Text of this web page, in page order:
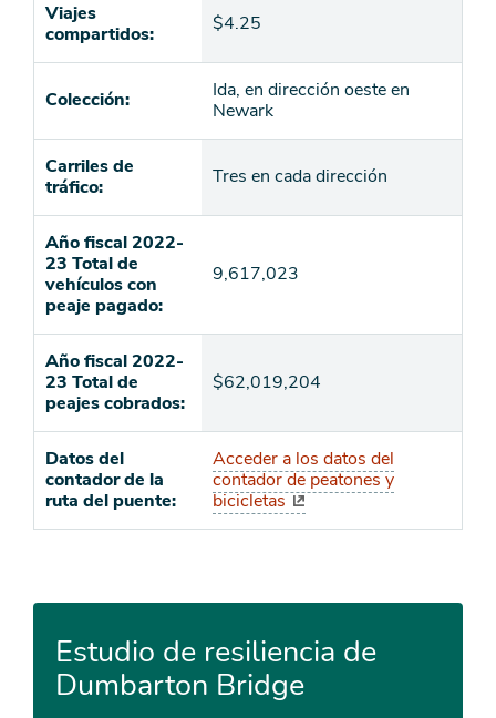
Viajes
compartidos:
$4.25
Colección:
Ida, en dirección oeste en
Newark
Carriles de
tráfico:
Tres en cada dirección
Año fiscal 2022-
23 Total de
vehículos con
peaje pagado:
9,617,023
Año fiscal 2022-
23 Total de
peajes cobrados:
$62,019,204
Datos del
contador de la
ruta del puente:
Acceder a los datos del
contador de peatones y
bicicletas
Estudio de resiliencia de
Dumbarton Bridge